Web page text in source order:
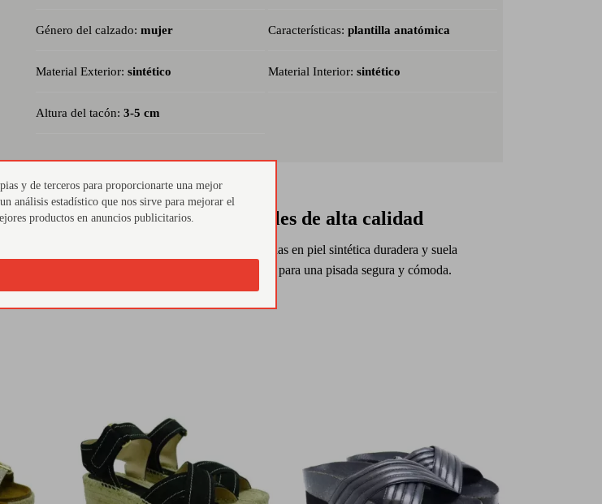
Género del calzado: mujer Características: plantilla anatómica
Material Exterior: sintético Material Interior: sintético
Altura del tacón: 3-5 cm
y elegante
y colores neutros las hacen
con una variedad de outfits
Materiales de alta calidad
Confeccionadas en piel sintética duradera y suela
antideslizante para una pisada segura y cómoda.
y de terceros para proporcionarte una mejor
análisis estadístico que nos sirve para mejorar el
productos en anuncios publicitarios.